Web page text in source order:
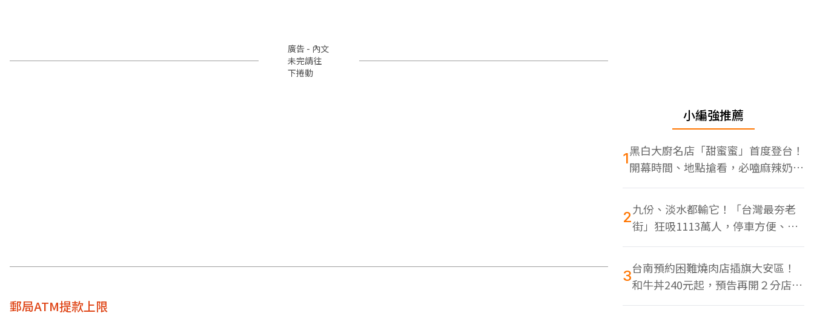
廣告 - 內文
未完請往
下捲動
郵局ATM提款上限
小編強推薦
1黑白大廚名店「甜蜜蜜」首度登台！
開幕時間、地點搶看，必嗑麻辣奶油
蝦
2九份、淡水都輸它！「台灣最夯老
街」狂吸1113萬人，停車方便、特
色美食多
3台南預約困難燒肉店插旗大安區！
和牛丼240元起，預告再開２分店、
地點曝光